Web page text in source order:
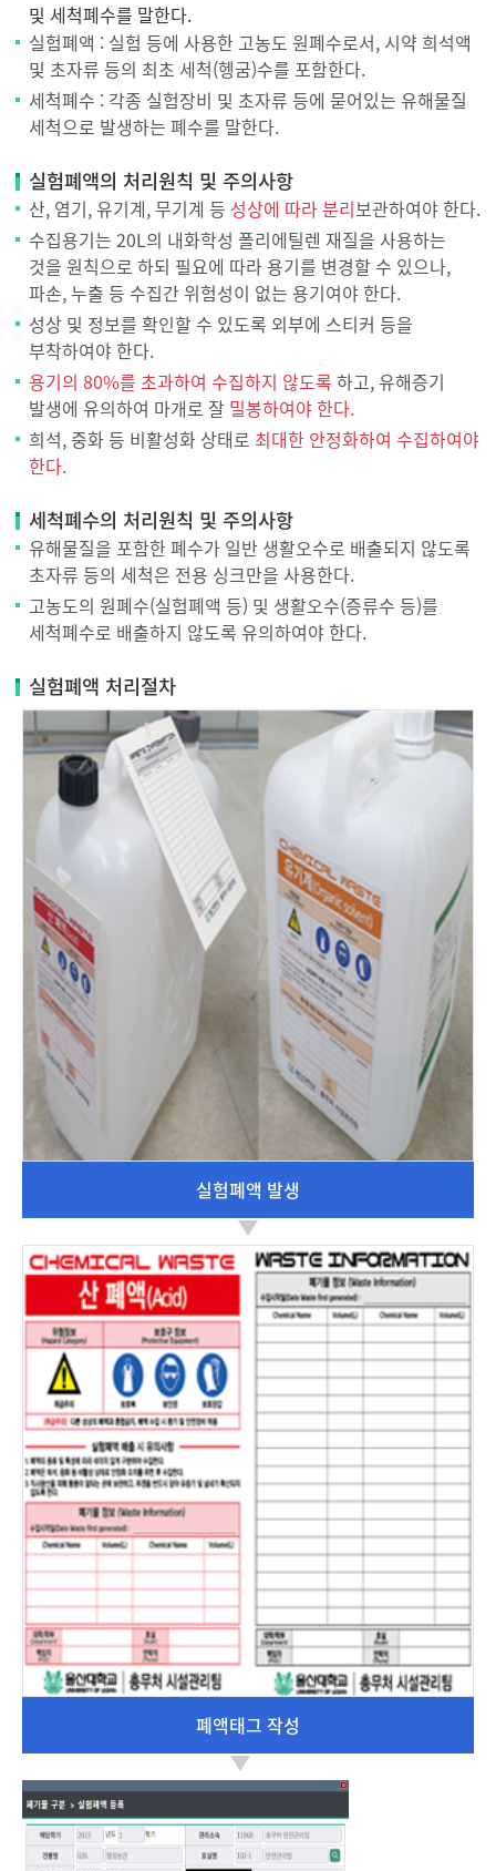
및 세척폐수를 말한다.
실험폐액 : 실험 등에 사용한 고농도 원폐수로서, 시약 희석액
및 초자류 등의 최초 세척(헹굼)수를 포함한다.
세척폐수 : 각종 실험장비 및 초자류 등에 묻어있는 유해물질
세척으로 발생하는 폐수를 말한다.
실험폐액의 처리원칙 및 주의사항
산, 염기, 유기계, 무기계 등 성상에 따라 분리보관하여야 한다.
수집용기는 20L의 내화학성 폴리에틸렌 재질을 사용하는
것을 원칙으로 하되 필요에 따라 용기를 변경할 수 있으나,
파손, 누출 등 수집간 위험성이 없는 용기여야 한다.
성상 및 정보를 확인할 수 있도록 외부에 스티커 등을
부착하여야 한다.
용기의 80%를 초과하여 수집하지 않도록 하고, 유해증기
발생에 유의하여 마개로 잘 밀봉하여야 한다.
희석, 중화 등 비활성화 상태로 최대한 안정화하여 수집하여야
한다.
세척폐수의 처리원칙 및 주의사항
유해물질을 포함한 폐수가 일반 생활오수로 배출되지 않도록
초자류 등의 세척은 전용 싱크만을 사용한다.
고농도의 원폐수(실험폐액 등) 및 생활오수(증류수 등)를
세척폐수로 배출하지 않도록 유의하여야 한다.
실험폐액 처리절차
실험폐액 발생
폐액태그 작성